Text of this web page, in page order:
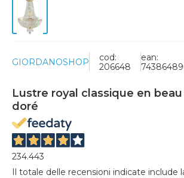
GIORDANOSHOP
cod:
206648
ean:
Lustre royal classique en beau
doré
234.443
Il totale delle recensioni indicate include